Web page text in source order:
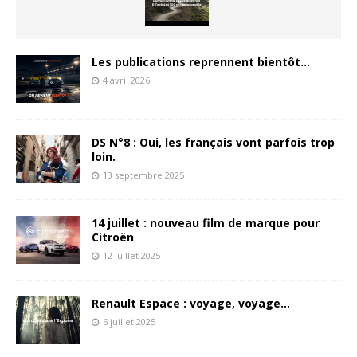
Les publications reprennent bientôt…
4 avril 2026
DS N°8 : Oui, les français vont parfois trop
loin.
13 septembre 2025
14 juillet : nouveau film de marque pour
Citroën
12 juillet 2025
Renault Espace : voyage, voyage…
6 juillet 2025